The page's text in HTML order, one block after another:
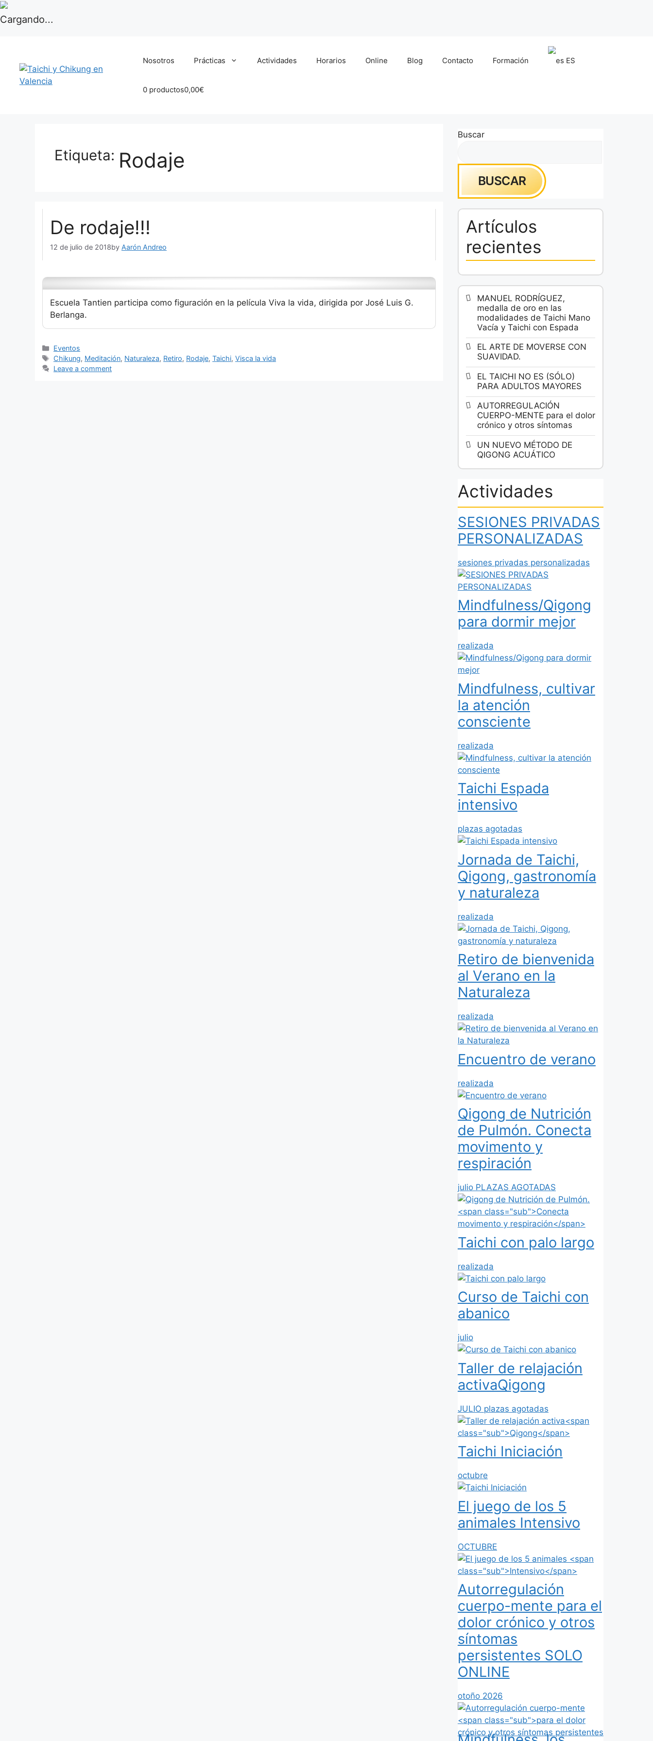
Cargando...
content
Nosotros Prácticas Actividades Horarios Online Blog Contacto Formación ES
0 productos0,00€
Rodaje
De rodaje!!!
12 de julio de 2018by Aarón Andreo
Escuela Tantien participa como figuración en la película Viva la vida, dirigida por José Luis G.
Berlanga.
Categories
Eventos
Tags
Chikung, Meditación, Naturaleza, Retiro, Rodaje,Taichi,Visca la vida
Leave a comment
Buscar
BUSCAR
Artículos
recientes
MANUEL RODRÍGUEZ,
medalla de oro en las
modalidades de Taichi Mano
Vacía y Taichi con Espada
EL ARTE DE MOVERSE CON
SUAVIDAD.
EL TAICHI NO ES (SÓLO)
PARA ADULTOS MAYORES
AUTORREGULACIÓN
CUERPO-MENTE para el dolor
crónico y otros síntomas
UN NUEVO MÉTODO DE
QIGONG ACUÁTICO
Actividades
SESIONES PRIVADAS
PERSONALIZADAS
sesiones privadas personalizadas
Mindfulness/Qigong
para dormir mejor
realizada
Mindfulness, cultivar
la atención
consciente
realizada
Taichi Espada
intensivo
plazas agotadas
Jornada de Taichi,
Qigong, gastronomía
y naturaleza
realizada
Retiro de bienvenida
al Verano en la
Naturaleza
realizada
Encuentro de verano
realizada
Qigong de Nutrición
de Pulmón. Conecta
movimento y
respiración
julio PLAZAS AGOTADAS
Taichi con palo largo
realizada
Curso de Taichi con
abanico
julio
Taller de relajación
activaQigong
JULIO plazas agotadas
Taichi Iniciación
octubre
El juego de los 5
animales Intensivo
OCTUBRE
Autorregulación
cuerpo-mente para el
dolor crónico y otros
síntomas
persistentes SOLO
ONLINE
otoño 2026